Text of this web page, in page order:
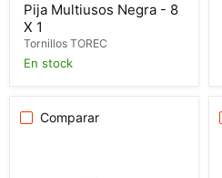
Pija Multiusos Negra - 8
X 1
Tornillos TOREC
En stock
Comparar